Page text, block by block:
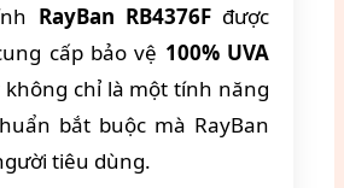
RayBan RB4376F được
cấp bảo vệ 100% UVA
chỉ là một tính năng
bắt buộc mà RayBan
tiêu dùng.